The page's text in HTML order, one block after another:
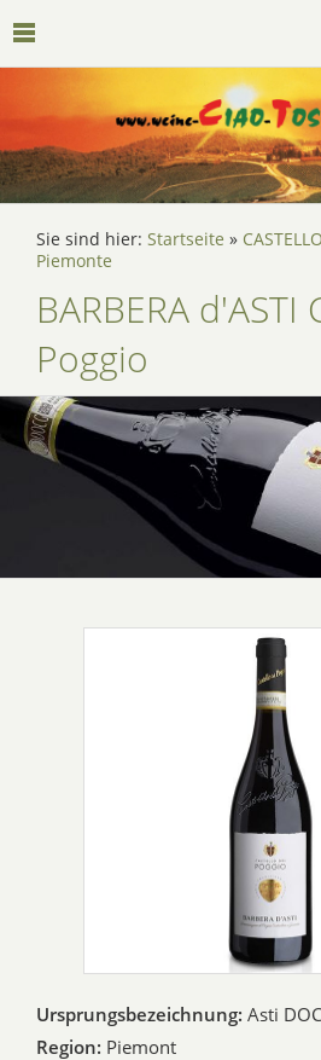
Sie sind hier: Startseite »
Piemonte
BARBERA
Poggio
Ursprungsbezeichnung: Asti DOC
Region: Piemont